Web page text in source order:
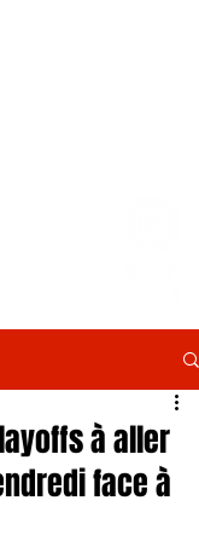
à aller
face à